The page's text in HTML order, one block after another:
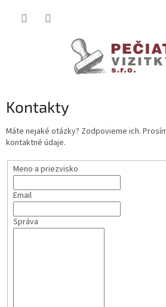
Kontakty
Máte nejaké otázky? Zodpovieme ich.
kontaktné údaje.
Meno a priezvisko
Email
Správa